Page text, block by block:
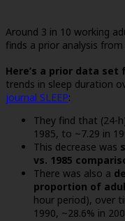
Around 3 in 10 working
finds a prior analysis from
Here’s a prior data set
trends in sleep duration
journal SLEEP:
They find that (24-
1985, to ~7.29 in
This decrease was
vs. 1985
There was also a
proportion of
hour period), over
1990, ~28.6% in